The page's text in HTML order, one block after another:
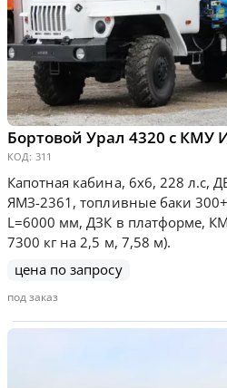
Бортовой Урал 4320 с КМУ
КОД: 311
Капотная кабина, 6х6, 228 л.с,
ЯМЗ-2361, топливные баки
L=6000 мм, ДЗК в платформе,
7300 кг на 2,5 м, 7,58 м).
цена по запросу
под заказ